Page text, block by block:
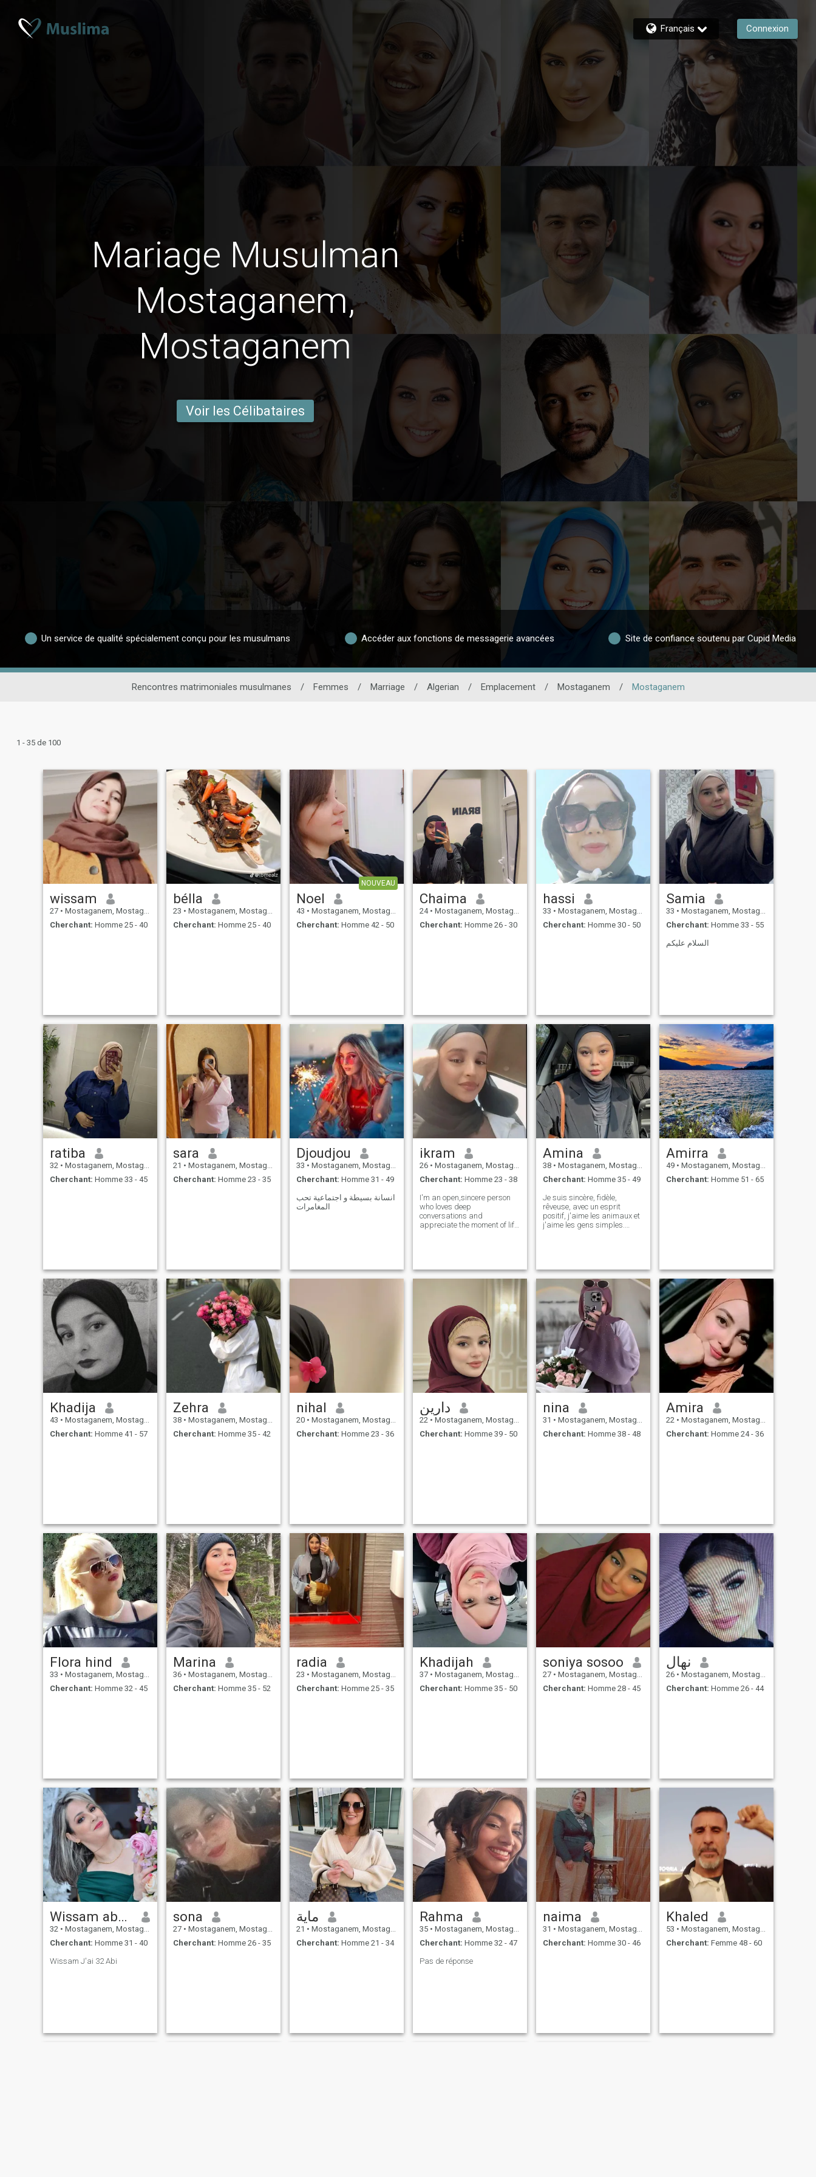
Français Connexion
Mariage Musulman
Mostaganem,
Mostaganem
Voir les Célibataires
Un service de qualité spécialement conçu pour les musulmans Accéder aux fonctions de messagerie avancées Site de confiance soutenu par Cupid Media
Rencontres matrimoniales musulmanes / Femmes / Marriage / Algerian / Emplacement / Mostaganem / Mostaganem
1 - 35 de 100
wissam
27 • Mostaganem, Mostaganem, Algérie
Cherchant: Homme 25 - 40
bélla
23 • Mostaganem, Mostaganem, Algérie
Cherchant: Homme 25 - 40
NOUVEAU
Noel
43 • Mostaganem, Mostaganem, Algérie
Cherchant: Homme 42 - 50
Chaima
24 • Mostaganem, Mostaganem, Algérie
Cherchant: Homme 26 - 30
hassi
33 • Mostaganem, Mostaganem, Algérie
Cherchant: Homme 30 - 50
Samia
33 • Mostaganem, Mostaganem, Algérie
Cherchant: Homme 33 - 55
السلام عليكم
ratiba
32 • Mostaganem, Mostaganem, Algérie
Cherchant: Homme 33 - 45
sara
21 • Mostaganem, Mostaganem, Algérie
Cherchant: Homme 23 - 35
Djoudjou
33 • Mostaganem, Mostaganem, Algérie
Cherchant: Homme 31 - 49
انسانة بسيطة و اجتماعية تحب
المغامرات
ikram
26 • Mostaganem, Mostaganem, Algérie
Cherchant: Homme 23 - 38
I'm an open,sincere person
who loves deep
conversations and
appreciate the moment of life
Amina
38 • Mostaganem, Mostaganem, Algérie
Cherchant: Homme 35 - 49
Je suis sincère, fidèle,
rêveuse, avec un esprit
positif, j'aime les animaux et
j'aime les gens simples.
comme un apprentissage,
qu'il soit bon ou mauvais,
c'est ce que la vie est
Amirra
49 • Mostaganem, Mostaganem, Algérie
Cherchant: Homme 51 - 65
Khadija
43 • Mostaganem, Mostaganem, Algérie
Cherchant: Homme 41 - 57
Zehra
38 • Mostaganem, Mostaganem, Algérie
Cherchant: Homme 35 - 42
nihal
20 • Mostaganem, Mostaganem, Algérie
Cherchant: Homme 23 - 36
دارين
22 • Mostaganem, Mostaganem, Algérie
Cherchant: Homme 39 - 50
nina
31 • Mostaganem, Mostaganem, Algérie
Cherchant: Homme 38 - 48
Amira
22 • Mostaganem, Mostaganem, Algérie
Cherchant: Homme 24 - 36
Flora hind
33 • Mostaganem, Mostaganem, Algérie
Cherchant: Homme 32 - 45
Marina
36 • Mostaganem, Mostaganem, Algérie
Cherchant: Homme 35 - 52
radia
23 • Mostaganem, Mostaganem, Algérie
Cherchant: Homme 25 - 35
Khadijah
37 • Mostaganem, Mostaganem, Algérie
Cherchant: Homme 35 - 50
soniya sosoo
27 • Mostaganem, Mostaganem, Algérie
Cherchant: Homme 28 - 45
نهال
26 • Mostaganem, Mostaganem, Algérie
Cherchant: Homme 26 - 44
Wissam abed
32 • Mostaganem, Mostaganem, Algérie
Cherchant: Homme 31 - 40
Wissam J'ai 32 Abi
sona
27 • Mostaganem, Mostaganem, Algérie
Cherchant: Homme 26 - 35
ماية
21 • Mostaganem, Mostaganem, Algérie
Cherchant: Homme 21 - 34
Rahma
35 • Mostaganem, Mostaganem, Algérie
Cherchant: Homme 32 - 47
Pas de réponse
naima
31 • Mostaganem, Mostaganem, Algérie
Cherchant: Homme 30 - 46
Khaled
53 • Mostaganem, Mostaganem, Algérie
Cherchant: Femme 48 - 60